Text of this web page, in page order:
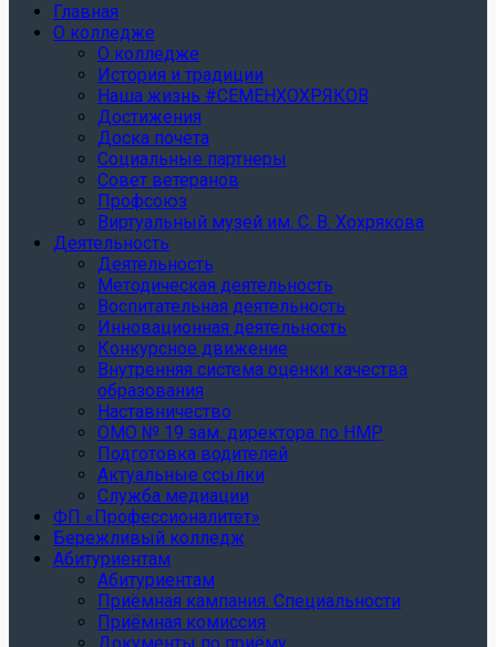
Главная
О колледже
О колледже
История и традиции
Наша жизнь #СЕМЕНХОХРЯКОВ
Достижения
Доска почета
Социальные партнеры
Совет ветеранов
Профсоюз
Виртуальный музей им. С. В. Хохрякова
Деятельность
Деятельность
Методическая деятельность
Воспитательная деятельность
Инновационная деятельность
Конкурсное движение
Внутренняя система оценки качества
образования
Наставничество
ОМО № 19 зам. директора по НМР
Подготовка водителей
Актуальные ссылки
Служба медиации
ФП «Профессионалитет»
Бережливый колледж
Абитуриентам
Абитуриентам
Приёмная кампания. Специальности
Приёмная комиссия